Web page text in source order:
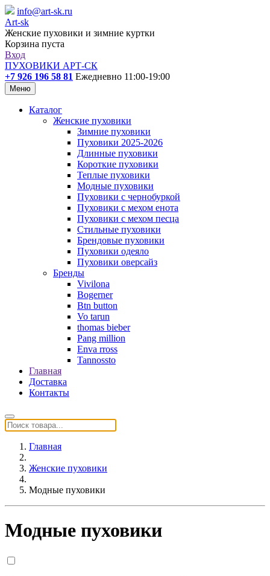
info@art-sk.ru
Art-sk
Женские пуховики и зимние куртки
Корзина пуста
Вход
ПУХОВИКИ АРТ-СК
+7 926 196 58 81 Ежедневно 11:00-19:00
Меню
Каталог
Женские пуховики
Зимние пуховики
Пуховики 2025-2026
Длинные пуховики
Короткие пуховики
Теплые пуховики
Модные пуховики
Пуховики с чернобуркой
Пуховики с мехом енота
Пуховики с мехом песца
Стильные пуховики
Брендовые пуховики
Пуховики одеяло
Пуховики оверсайз
Бренды
Vivilona
Bogerner
Btn button
Vo tarun
thomas bieber
Pang million
Enva rross
Tannossto
Главная
Доставка
Контакты
Главная
Женские пуховики
Модные пуховики
Модные пуховики